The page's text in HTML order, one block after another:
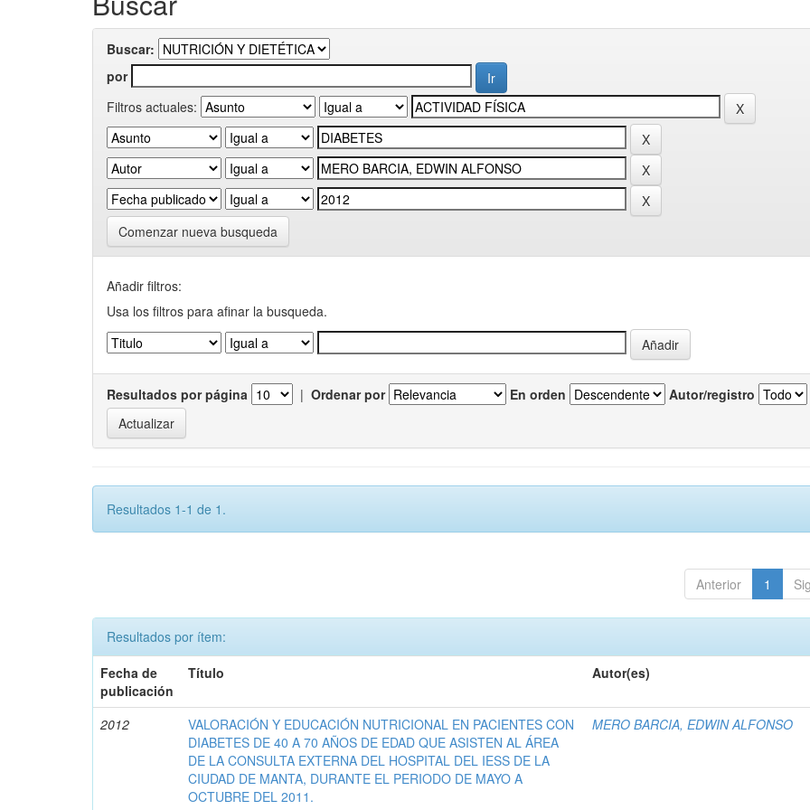
Buscar:
por
Filtros actuales:
Comenzar nueva busqueda
Añadir filtros:
Usa los filtros para afinar la busqueda.
Resultados por página | Ordenar por En orden Autor/registro
Resultados 1-1 de 1.
Anterior 1
Resultados por ítem:
Fecha de
publicación
Título Autor(es)
2012
VALORACIÓN Y EDUCACIÓN NUTRICIONAL EN PACIENTES CON
DIABETES DE 40 A 70 AÑOS DE EDAD QUE ASISTEN AL ÁREA
DE LA CONSULTA EXTERNA DEL HOSPITAL DEL IESS DE LA
CIUDAD DE MANTA, DURANTE EL PERIODO DE MAYO A
OCTUBRE DEL 2011.
MERO BARCIA, EDWIN ALFONSO